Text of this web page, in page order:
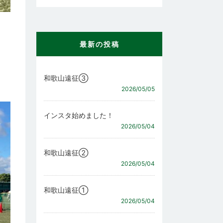
最新の投稿
和歌山遠征③
2026/05/05
インスタ始めました！
2026/05/04
和歌山遠征②
2026/05/04
和歌山遠征①
2026/05/04